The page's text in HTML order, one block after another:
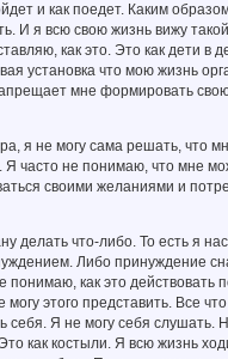
и как поедет. Каким
И я всю свою жизнь вижу
как это. Это как дети в
установка что мою жизнь
мне формировать
я не могу сама решать, что
Я часто не понимаю, что мне
своими желаниями и
делать что-либо. То есть я
Либо принуждение
как это действовать
этого представить. Все
себя. Я не могу себя слушать.
как костыли. Я всю жизнь